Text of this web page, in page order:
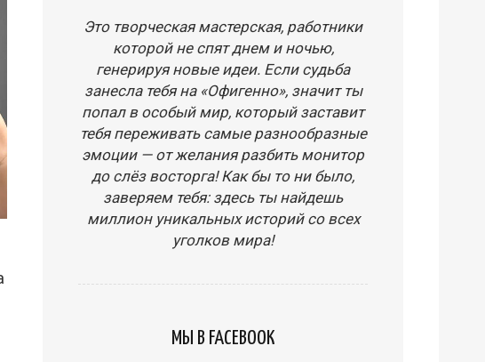
Это творческая мастерская, работники
которой не спят днем и ночью,
генерируя новые идеи. Если судьба
занесла тебя на «Офигенно», значит ты
попал в особый мир, который заставит
тебя переживать самые разнообразные
эмоции — от желания разбить монитор
до слёз восторга! Как бы то ни было,
заверяем тебя: здесь ты найдешь
миллион уникальных историй со всех
уголков мира!
МЫ В FACEBOOK